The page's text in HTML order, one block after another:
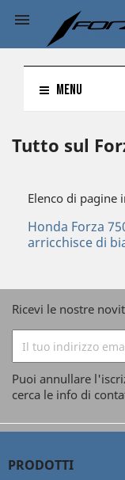

MENU
Tutto sul
Elenco di pagine
Honda Forza
arricchisce di
Ricevi le nostre
Puoi annullare
cerca le info di
PRODOTTI